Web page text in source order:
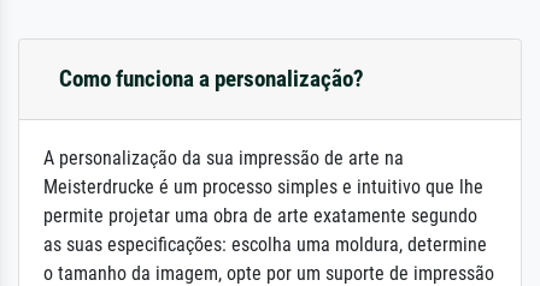
Como funciona a personalização?
A personalização da sua impressão de arte na
Meisterdrucke é um processo simples e intuitivo que lhe
permite projetar uma obra de arte exatamente segundo
as suas especificações: escolha uma moldura, determine
o tamanho da imagem, opte por um suporte de impressão